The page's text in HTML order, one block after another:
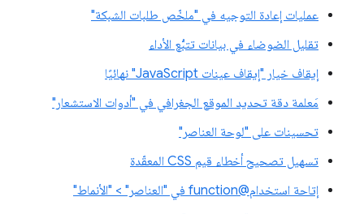
عمليات إعادة التوجيه في "ملخّص طلبات الشبكة"
تقليل الضوضاء في بيانات تتبُّع الأداء
إيقاف خيار "إيقاف عينات JavaScript" نهائيًا
مَعلمة دقة تحديد الموقع الجغرافي في "أدوات الاستشعار"
تحسينات على "لوحة العناصر"
تسهيل تصحيح أخطاء قيم CSS المعقّدة
إتاحة استخدام@function في "العناصر" > "الأنماط"